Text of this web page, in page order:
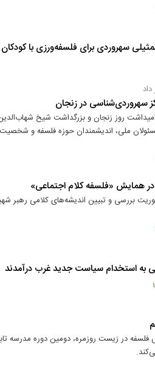
سهروردی برای فلسفه‌ورزی با کودکان
سهروردی‌شناسی در زنجان
روز زنجان و بزرگداشت شیخ
ملی، اندیشمندان حوزه فلسفه و
همایش «فلسفه کلام اجتماعی»
به استخدام سیاست جدید غرب درآمدند
در زیست روزمره، دومین دوره مدرسه